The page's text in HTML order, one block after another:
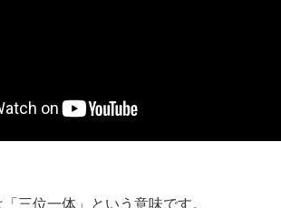
三位一体」という意味です。